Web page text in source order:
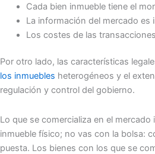
Cada bien inmueble tiene el
La información del mercado es
Los costes de las
Por otro lado, las características
los inmuebles heterogéneos y el
regulación y control del gobierno.
Lo que se comercializa en el mercado
inmueble físico; no vas con la bolsa:
puesta. Los bienes con los que se